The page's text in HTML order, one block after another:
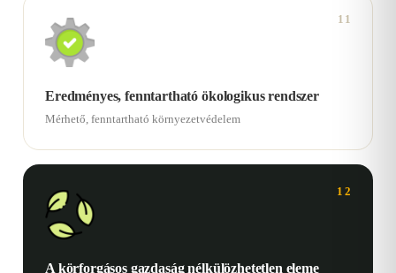
11
Eredményes, fenntartható ökologikus rendszer
Mérhető, fenntartható környezetvédelem
12
A körforgásos gazdaság nélkülözhetetlen eleme